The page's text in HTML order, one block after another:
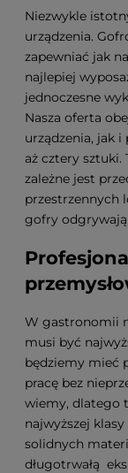
Niezwykle
urządzenia.
zapewniać jak
najlepiej
jednoczesne
Nasza oferta
urządzenia, jak
aż cztery sztuki.
zależne jest
przestrzennych
gofry
W gastronomii
musi być
będziemy mieć
pracę bez
wiemy, dlatego
najwyższej
solidnych
długotrwałą